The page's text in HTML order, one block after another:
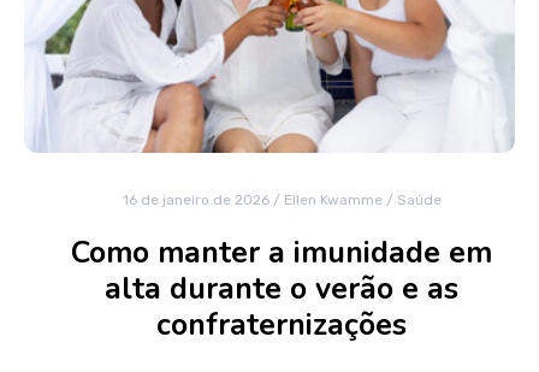
16 de janeiro de 2026 / Ellen Kwamme / Saúde
Como manter a imunidade em
alta durante o verão e as
confraternizações